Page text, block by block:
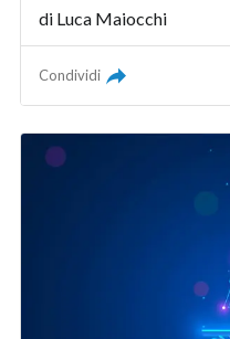
di Luca Maiocchi
Condividi